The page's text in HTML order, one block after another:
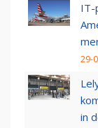
IT-
29-
in